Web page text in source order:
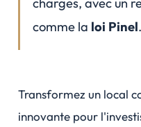
comme la loi Pinel.
Transformez un local
innovante pour